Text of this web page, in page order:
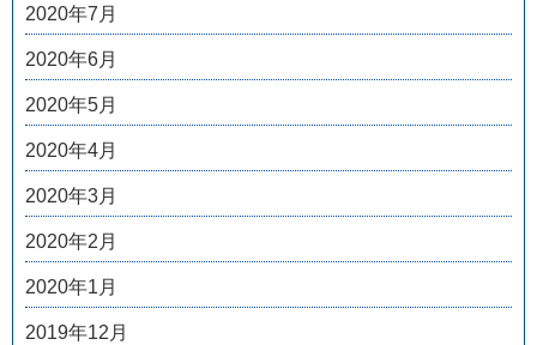
2020年7月
2020年6月
2020年5月
2020年4月
2020年3月
2020年2月
2020年1月
2019年12月